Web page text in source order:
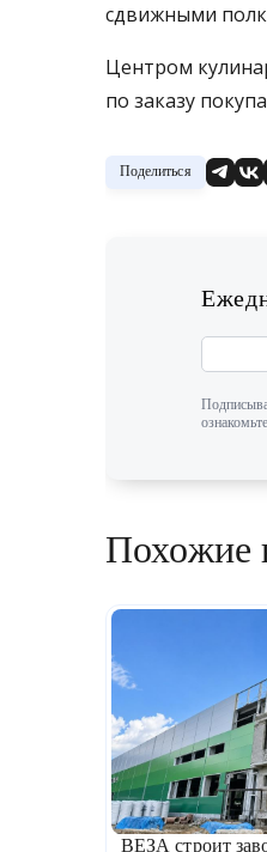
сдвижными
Центром
по заказу
Поделиться
Похожие
ВЕЗА строит